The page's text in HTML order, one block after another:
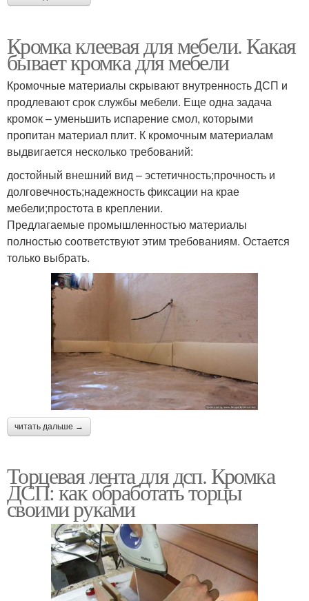
Кромка клеевая для мебели. Какая
бывает кромка для мебели
Кромочные материалы скрывают внутренность ДСП и
продлевают срок службы мебели. Еще одна задача
кромок – уменьшить испарение смол, которыми
пропитан материал плит. К кромочным материалам
выдвигается несколько требований:
достойный внешний вид – эстетичность;прочность и
долговечность;надежность фиксации на крае
мебели;простота в креплении.
Предлагаемые промышленностью материалы
полностью соответствуют этим требованиям. Остается
только выбрать.
читать дальше →
Торцевая лента для дсп. Кромка
ДСП: как обработать торцы
своими руками